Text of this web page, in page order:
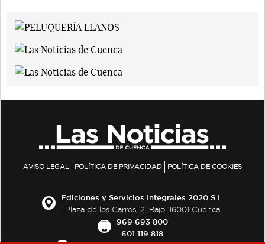
AVISO LEGAL POLÍTICA DE PRIVACIDAD POLÍTICA DE COOKIES
Ediciones y Servicios Integrales 2020 S.L.
Plaza de los Carros, 2. Bajo. 16001 Cuenca
969 693 800
601 119 818